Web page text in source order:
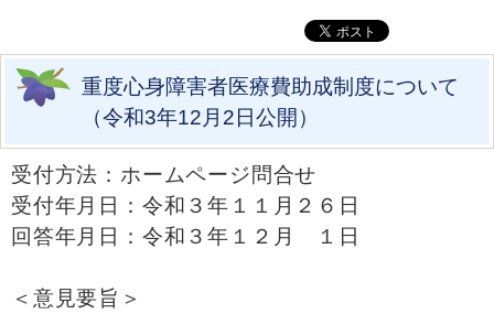
重度心身障害者医療費助成制度について
（令和3年12月2日公開）
受付方法：ホームページ問合せ
受付年月日：令和３年１１月２６日
回答年月日：令和３年１２月 １日
＜意見要旨＞